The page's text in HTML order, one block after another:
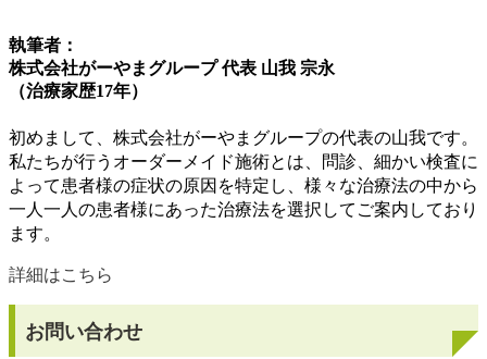
執筆者：
株式会社がーやまグループ 代表 山我 宗永
（治療家歴17年）
初めまして、株式会社がーやまグループの代表の山我です。
私たちが行うオーダーメイド施術とは、問診、細かい検査に
よって患者様の症状の原因を特定し、様々な治療法の中から
一人一人の患者様にあった治療法を選択してご案内しており
ます。
詳細はこちら
お問い合わせ